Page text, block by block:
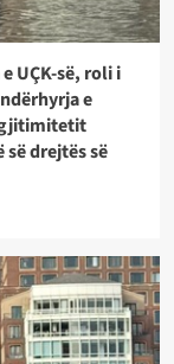
UÇK-së, roli i
e
drejtës së